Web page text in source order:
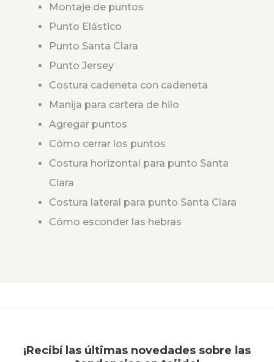
Montaje de puntos
Punto Elástico
Punto Santa Clara
Punto Jersey
Costura cadeneta con cadeneta
Manija para cartera de hilo
Agregar puntos
Cómo cerrar los puntos
Costura horizontal para punto Santa
Clara
Costura lateral para punto Santa Clara
Cómo esconder las hebras
¡Recibí las últimas novedades sobre las